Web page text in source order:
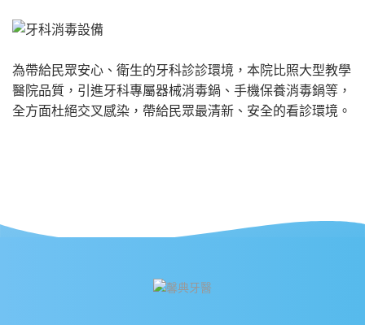
為帶給民眾安心、衛生的牙科診診環境，本院比照大型教學
醫院品質，引進牙科專屬器械消毒鍋、手機保養消毒鍋等，
全方面杜絕交叉感染，帶給民眾最清新、安全的看診環境。